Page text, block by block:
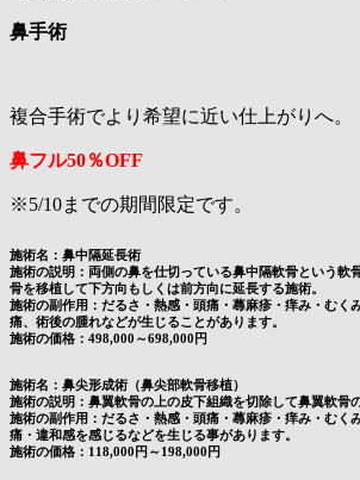
鼻手術
複合手術でより希望に近い仕上がりへ。
鼻フル50％OFF
※5/10までの期間限定です。
施術名：鼻中隔延長術
施術の説明：両側の鼻を仕切っている鼻中隔軟骨という軟
骨を移植して下方向もしくは前方向に延長する施術。
施術の副作用：だるさ・熱感・頭痛・蕁麻疹・痒み・むく
痛、術後の腫れなどが生じることがあります。
施術の価格：498,000～698,000円
施術名：鼻尖形成術（鼻尖部軟骨移植）
施術の説明：鼻翼軟骨の上の皮下組織を切除して鼻翼軟骨
施術の副作用：だるさ・熱感・頭痛・蕁麻疹・痒み・むく
痛・違和感を感じるなどを生じる事があります。
施術の価格：118,000円～198,000円